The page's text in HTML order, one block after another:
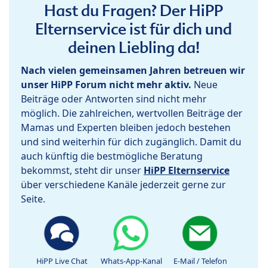
Hast du Fragen? Der HiPP
Elternservice ist für dich und
deinen Liebling da!
Nach vielen gemeinsamen Jahren betreuen wir
unser HiPP Forum nicht mehr aktiv. Neue
Beiträge oder Antworten sind nicht mehr
möglich. Die zahlreichen, wertvollen Beiträge der
Mamas und Experten bleiben jedoch bestehen
und sind weiterhin für dich zugänglich. Damit du
auch künftig die bestmögliche Beratung
bekommst, steht dir unser HiPP Elternservice
über verschiedene Kanäle jederzeit gerne zur
Seite.
HiPP Live Chat Whats-App-Kanal E-Mail / Telefon